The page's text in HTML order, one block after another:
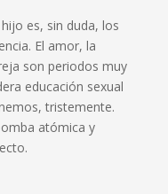
es, sin duda, los
El amor, la
son periodos muy
educación sexual
tristemente.
atómica y